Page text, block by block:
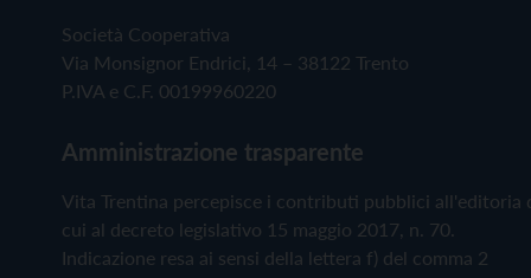
Società Cooperativa
Via Monsignor Endrici, 14 – 38122 Trento
P.IVA e C.F. 00199960220
Amministrazione trasparente
Vita Trentina percepisce i contributi pubblici all'editoria
cui al decreto legislativo 15 maggio 2017, n. 70.
Indicazione resa ai sensi della lettera f) del comma 2